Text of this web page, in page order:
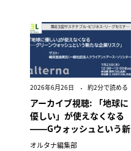
2026年6月26日 約2分で読める
アーカイブ視聴: 「地球に
優しい」が使えなくなる
――Gウォッシュという新
たな企業リスク
オルタナ編集部